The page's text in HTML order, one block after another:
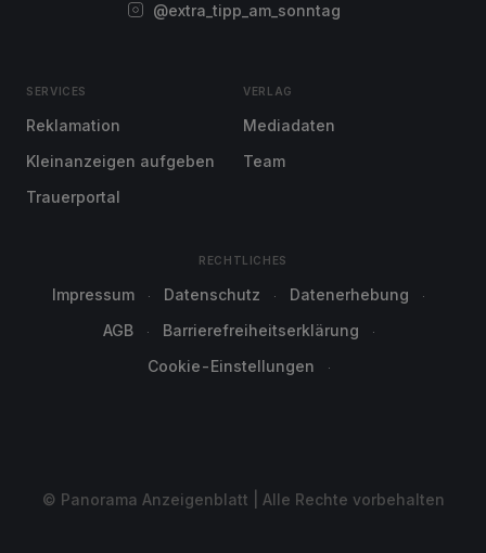
@extra_tipp_am_sonntag
SERVICES
Reklamation
Kleinanzeigen aufgeben
Trauerportal
VERLAG
Mediadaten
Team
RECHTLICHES
Impressum Datenschutz
Datenerhebung
AGB
Barrierefreiheitserklärung
Cookie-Einstellungen
© Panorama Anzeigenblatt | Alle Rechte vorbehalten